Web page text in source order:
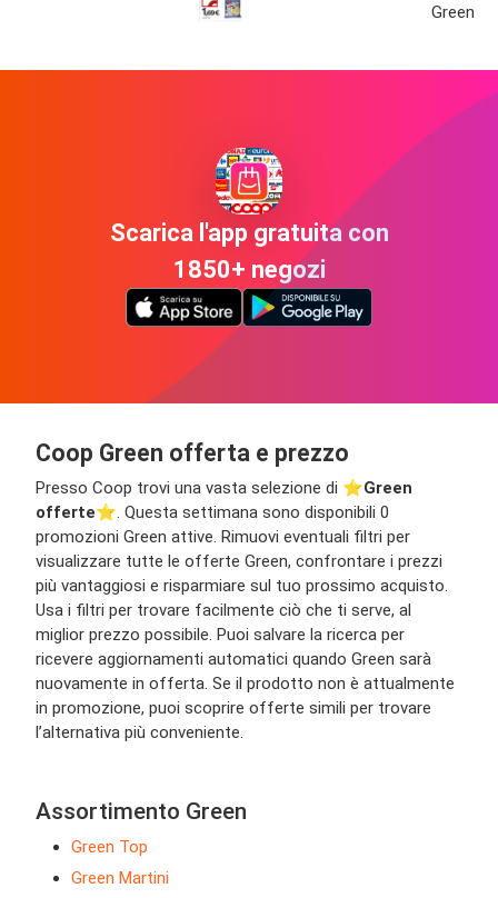
Green
Scarica l'app gratuita con
1850+ negozi
Coop Green offerta e prezzo
Presso Coop trovi una vasta selezione di ⭐️Green
offerte⭐️. Questa settimana sono disponibili 0
promozioni Green attive. Rimuovi eventuali filtri per
visualizzare tutte le offerte Green, confrontare i prezzi
più vantaggiosi e risparmiare sul tuo prossimo acquisto.
Usa i filtri per trovare facilmente ciò che ti serve, al
miglior prezzo possibile. Puoi salvare la ricerca per
ricevere aggiornamenti automatici quando Green sarà
nuovamente in offerta. Se il prodotto non è attualmente
in promozione, puoi scoprire offerte simili per trovare
l’alternativa più conveniente.
Assortimento Green
Green Top
Green Martini